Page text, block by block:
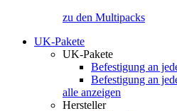
zu den Multipacks
UK-Pakete
UK-Pakete
Befestigung an
Befestigung an
alle anzeigen
Hersteller